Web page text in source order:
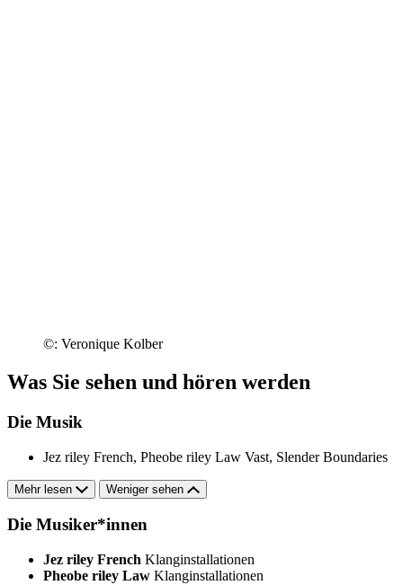
©: Veronique Kolber
Was Sie sehen und hören werden
Die Musik
Jez riley French, Pheobe riley Law Vast, Slender Boundaries
Mehr lesen Weniger sehen
Die Musiker*innen
Jez riley French Klanginstallationen
Pheobe riley Law Klanginstallationen